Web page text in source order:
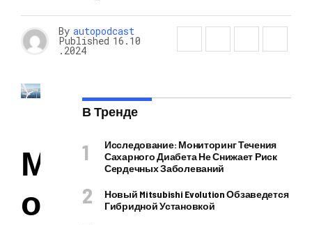
By autopodcast
Published 16.10
.2024
М
о
В Тренде
Исследование: Мониторинг Течения
Сахарного Диабета Не Снижает Риск
Сердечных Заболеваний
Новый Mitsubishi Evolution Обзаведется
Гибридной Установкой